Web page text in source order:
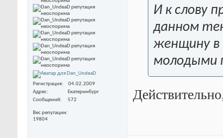
Регистрация
04.02.2009
Адрес
Екатеринбург
Сообщений
572
Вес репутации
19804
И к слову
данном
женщину в
молодыми